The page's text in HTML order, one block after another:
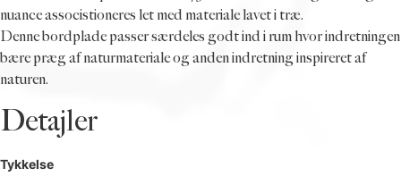
nuance associstioneres let med materiale lavet i træ.
Denne bordplade passer særdeles godt ind i rum hvor indretningen
bære præg af naturmateriale og anden indretning inspireret af
naturen.
Detajler
Tykkelse